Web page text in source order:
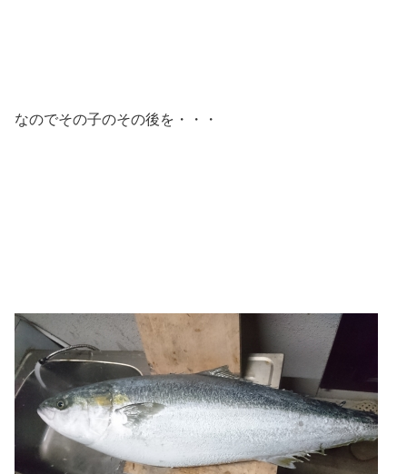
なのでその子のその後を・・・